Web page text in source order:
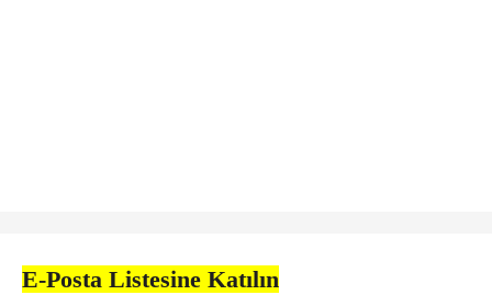
E-Posta Listesine Katılın